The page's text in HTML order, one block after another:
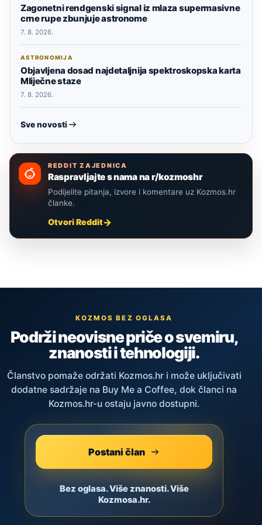
Zagonetni rendgenski signal iz mlaza supermasivne
crne rupe zbunjuje astronome
7. 8. 2026.
ASTRONOMIJA
Objavljena dosad najdetaljnija spektroskopska karta
Mliječne staze
7. 8. 2026.
Sve novosti
REDDIT ZAJEDNICA
Raspravljajte s nama na r/kozmoshr
Podijelite pitanja, izvore i komentare uz Kozmos.hr
članke.
Otvori Reddit
KOZMOS BEZ OGLASA
Podrži neovisne priče o svemiru,
znanosti i tehnologiji.
Članstvo pomaže održati Kozmos.hr i može uključivati
dodatne sadržaje na Buy Me a Coffee, dok članci na
Kozmos.hr-u ostaju javno dostupni.
Postani član
Bez oglasa. Više znanosti. Više
Kozmosa.hr.